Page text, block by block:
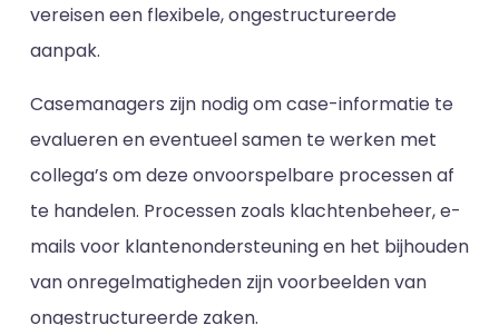
vereisen een flexibele, ongestructureerde
aanpak.
Casemanagers zijn nodig om case-informatie te
evalueren en eventueel samen te werken met
collega’s om deze onvoorspelbare processen af
te handelen. Processen zoals klachtenbeheer, e-
mails voor klantenondersteuning en het bijhouden
van onregelmatigheden zijn voorbeelden van
ongestructureerde zaken.